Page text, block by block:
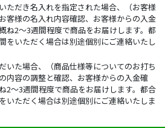
ただき名入れを指定された場合、（お客様
客様の名入れ内容確認、お客様からの入金
ね2～3週間程度で商品をお届けします。都
をいただく場合は別途個別にご連絡いたし
いた場合、（商品仕様等についてのお打ち
内容の調整と確認、お客様からの入金確
2～3週間程度で商品をお届けします。都合
いただく場合は別途個別にご連絡いたしま